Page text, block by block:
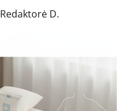
Redaktorė D.